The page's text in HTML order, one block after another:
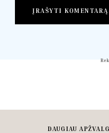
DAUGIAU